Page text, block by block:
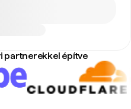
partnerekkel építve